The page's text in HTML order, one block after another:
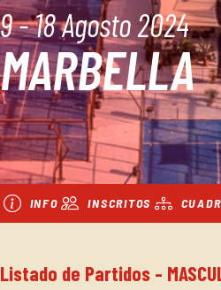
9 - 18 Agosto 2024
MARBELLA
INFO INSCRITOS
Listado de Partidos -